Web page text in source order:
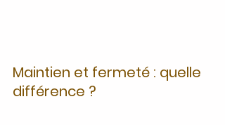
Maintien et fermeté : quelle
différence ?